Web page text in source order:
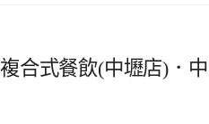
複合式餐飲(中壢店)．